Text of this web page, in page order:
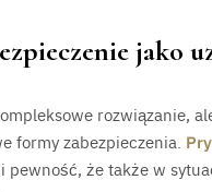
jako
rozwiązanie,
formy zabezpieczenia.
pewność, że także w